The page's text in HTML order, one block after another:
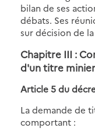
bilan de ses
débats. Ses
sur décision de
Chapitre III :
d'un titre minier
Article 5 du
La demande de
comportant :